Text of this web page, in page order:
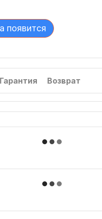
появится
Гарантия Возврат